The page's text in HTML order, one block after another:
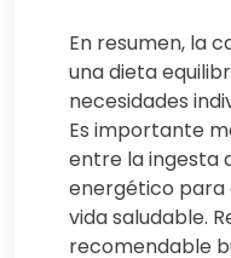
En resumen, la
una dieta
necesidades
Es importante
entre la ingesta
energético para
vida saludable.
recomendable